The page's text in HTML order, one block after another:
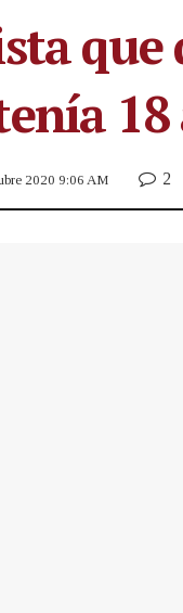
que
2020 9:06 AM 2